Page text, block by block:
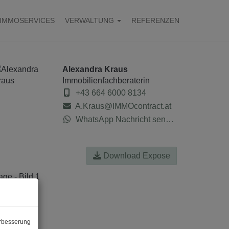
IMMOSERVICES VERWALTUNG REFERENZEN
Alexandra Kraus
Immobilienfachberaterin
+43 664 6000 8134
A.Kraus@IMMOcontract.at
WhatsApp Nachricht senden
Download Expose